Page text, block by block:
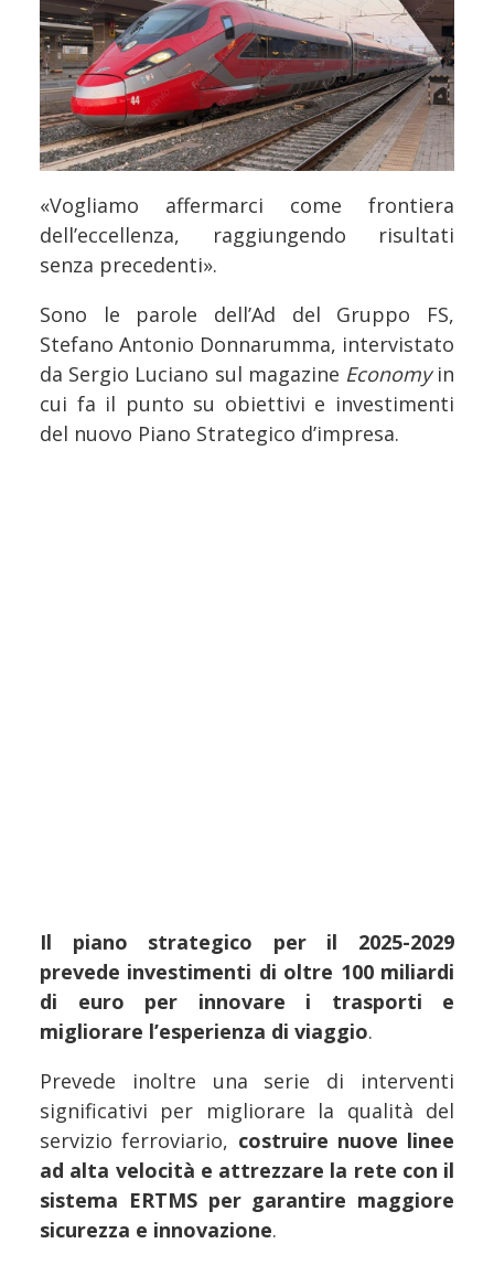
«Vogliamo affermarci come frontiera
dell’eccellenza, raggiungendo risultati
senza precedenti».
Sono le parole dell’Ad del Gruppo FS,
Stefano Antonio Donnarumma, intervistato
da Sergio Luciano sul magazine Economyin
cui fa il punto su obiettivi e investimenti
del nuovo Piano Strategico d’impresa.
Il piano strategico per il 2025-2029
prevede investimenti di oltre 100 miliardi
di euro per innovare i trasporti e
migliorare l’esperienza di viaggio.
Prevede inoltre una serie di interventi
significativi per migliorare la qualità del
servizio ferroviario, costruire nuove linee
ad alta velocità e attrezzare la rete con il
sistema ERTMS per garantire maggiore
sicurezza e innovazione.